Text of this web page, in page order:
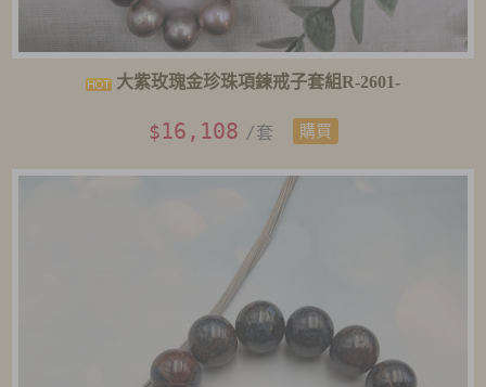
大紫玫瑰金珍珠項鍊戒子套組R-2601-
$16,108 /套 購買